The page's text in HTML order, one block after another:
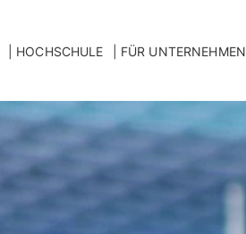
HOCHSCHULE FÜR UNTERNEHMEN